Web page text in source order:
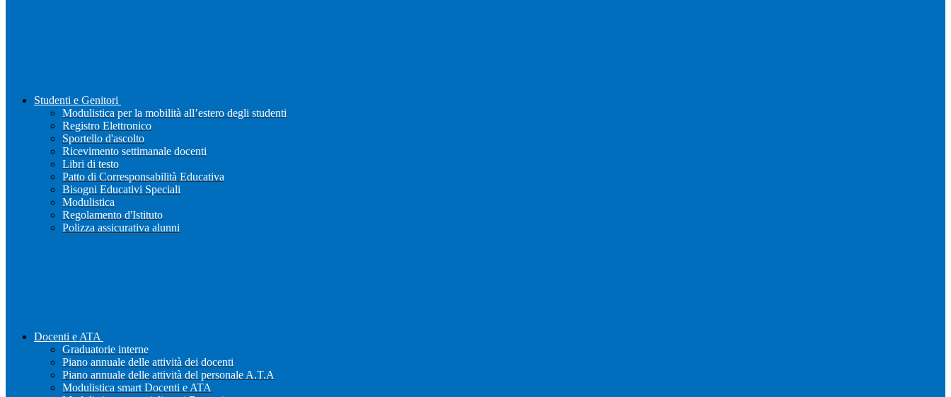
Studenti e Genitori
Modulistica per la mobilità all’estero degli studenti
Registro Elettronico
Sportello d'ascolto
Ricevimento settimanale docenti
Libri di testo
Patto di Corresponsabilità Educativa
Bisogni Educativi Speciali
Modulistica
Regolamento d'Istituto
Polizza assicurativa alunni
Docenti e ATA
Graduatorie interne
Piano annuale delle attività dei docenti
Piano annuale delle attività del personale A.T.A
Modulistica smart Docenti e ATA